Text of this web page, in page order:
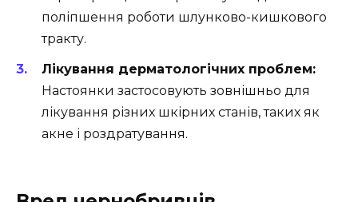
поліпшення роботи шлунково-кишкового
тракту.
Лікування дерматологічних проблем:
Настоянки застосовують зовнішньо для
лікування різних шкірних станів, таких як
акне і роздратування.